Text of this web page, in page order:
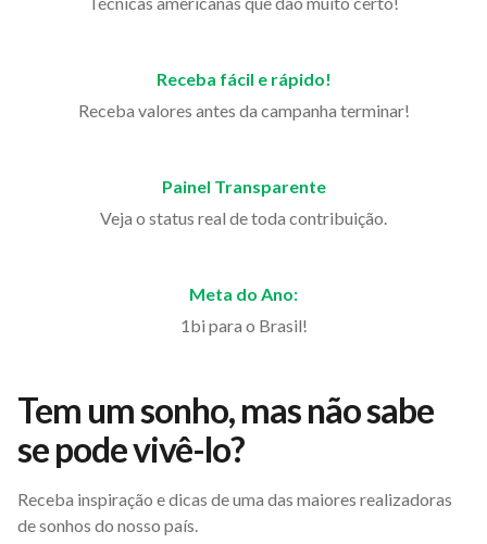
Receba fácil e rápido!
Receba valores antes da campanha terminar!
Painel Transparente
Veja o status real de toda contribuição.
Meta do Ano:
1bi para o Brasil!
Tem um sonho, mas não sabe
se pode vivê-lo?
Receba inspiração e dicas de uma das maiores realizadoras
de sonhos do nosso país.